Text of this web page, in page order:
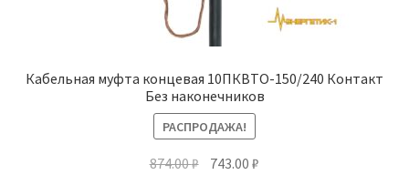
Кабельная муфта концевая 10ПКВТО-150/240 Контакт
Без наконечников
РАСПРОДАЖА!
874.00₽ Первоначальная
743.00₽